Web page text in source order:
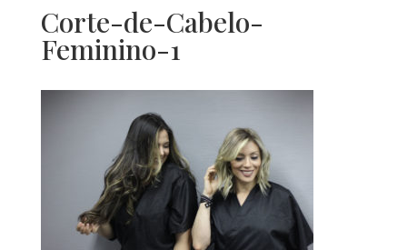
Corte-de-Cabelo-
Feminino-1